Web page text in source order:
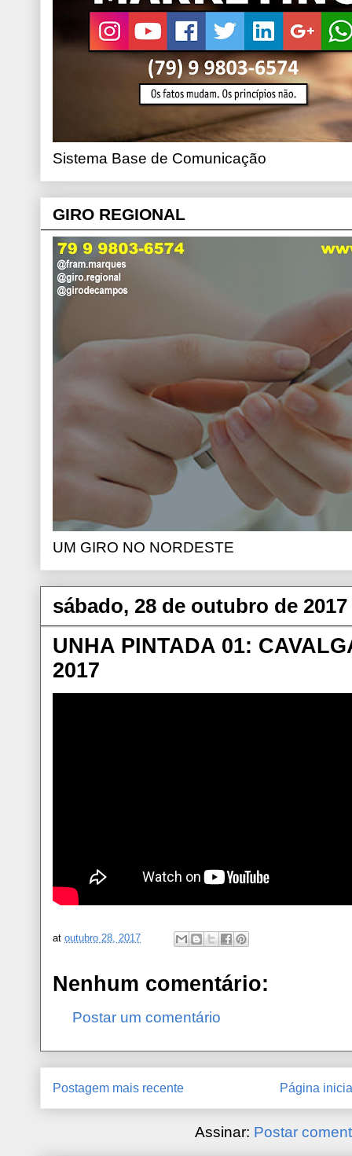
Sistema Base de Comunicação
GIRO REGIONAL
UM GIRO NO NORDESTE
sábado, 28 de outubro de 2017
UNHA PINTADA 01:
2017
at outubro 28, 2017
Nenhum comentário:
Postar um comentário
Postagem mais recente Página
Assinar: Postar